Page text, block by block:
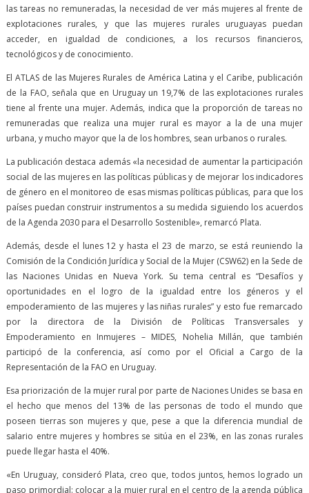
las tareas no remuneradas, la necesidad de ver más mujeres al frente de
explotaciones rurales, y que las mujeres rurales uruguayas puedan
acceder, en igualdad de condiciones, a los recursos financieros,
tecnológicos y de conocimiento.
El ATLAS de las Mujeres Rurales de América Latina y el Caribe, publicación
de la FAO, señala que en Uruguay un 19,7% de las explotaciones rurales
tiene al frente una mujer. Además, indica que la proporción de tareas no
remuneradas que realiza una mujer rural es mayor a la de una mujer
urbana, y mucho mayor que la de los hombres, sean urbanos o rurales.
La publicación destaca además «la necesidad de aumentar la participación
social de las mujeres en las políticas públicas y de mejorar los indicadores
de género en el monitoreo de esas mismas políticas públicas, para que los
países puedan construir instrumentos a su medida siguiendo los acuerdos
de la Agenda 2030 para el Desarrollo Sostenible», remarcó Plata.
Además, desde el lunes 12 y hasta el 23 de marzo, se está reuniendo la
Comisión de la Condición Jurídica y Social de la Mujer (CSW62) en la Sede de
las Naciones Unidas en Nueva York. Su tema central es “Desafíos y
oportunidades en el logro de la igualdad entre los géneros y el
empoderamiento de las mujeres y las niñas rurales” y esto fue remarcado
por la directora de la División de Políticas Transversales y
Empoderamiento en Inmujeres – MIDES, Nohelia Millán, que también
participó de la conferencia, así como por el Oficial a Cargo de la
Representación de la FAO en Uruguay.
Esa priorización de la mujer rural por parte de Naciones Unides se basa en
el hecho que menos del 13% de las personas de todo el mundo que
poseen tierras son mujeres y que, pese a que la diferencia mundial de
salario entre mujeres y hombres se sitúa en el 23%, en las zonas rurales
puede llegar hasta el 40%.
«En Uruguay, consideró Plata, creo que, todos juntos, hemos logrado un
paso primordial: colocar a la mujer rural en el centro de la agenda pública